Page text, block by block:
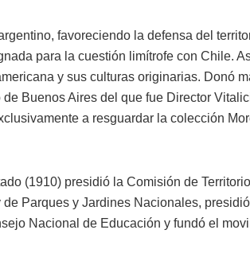
favoreciendo la defensa del
para la cuestión limítrofe con Chile.
y sus culturas originarias. Donó
Buenos Aires del que fue Director
a resguardar la colección
(1910) presidió la Comisión de
Parques y Jardines Nacionales,
Nacional de Educación y fundó el